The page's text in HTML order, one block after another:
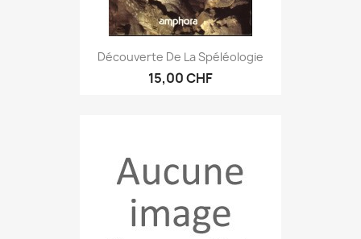
Découverte De La Spéléologie
15,00 CHF